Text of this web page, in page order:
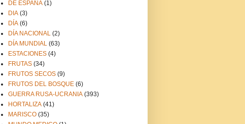
DE ESPAÑA (1)
DIA (3)
DÍA (6)
DÍA NACIONAL (2)
DÍA MUNDIAL (63)
ESTACIONES (4)
FRUTAS (34)
FRUTOS SECOS (9)
FRUTOS DEL BOSQUE (6)
GUERRA RUSA-UCRANIA (393)
HORTALIZA (41)
MARISCO (35)